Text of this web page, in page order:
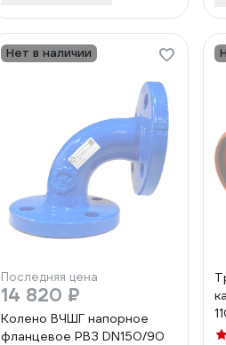
Нет в наличии
Последняя цена
14 820 ₽
Колено ВЧШГ напорное
фланцевое РВЗ DN150/90